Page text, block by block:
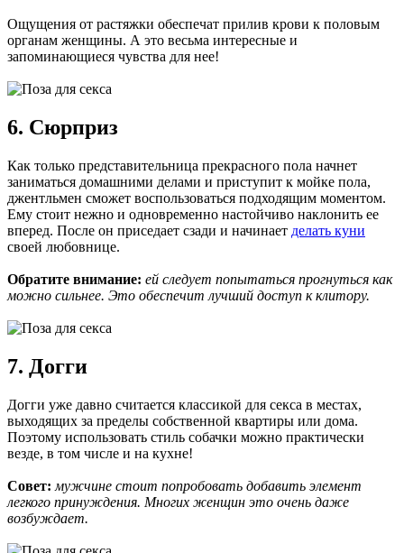
Ощущения от растяжки обеспечат прилив крови к половым
органам женщины. А это весьма интересные и
запоминающиеся чувства для нее!
6. Сюрприз
Как только представительница прекрасного пола начнет
заниматься домашними делами и приступит к мойке пола,
джентльмен сможет воспользоваться подходящим моментом.
Ему стоит нежно и одновременно настойчиво наклонить ее
вперед. После он приседает сзади и начинает делать куни
своей любовнице.
Обратите внимание: ей следует попытаться прогнуться как
можно сильнее. Это обеспечит лучший доступ к клитору.
7. Догги
Догги уже давно считается классикой для секса в местах,
выходящих за пределы собственной квартиры или дома.
Поэтому использовать стиль собачки можно практически
везде, в том числе и на кухне!
Совет: мужчине стоит попробовать добавить элемент
легкого принуждения. Многих женщин это очень даже
возбуждает.